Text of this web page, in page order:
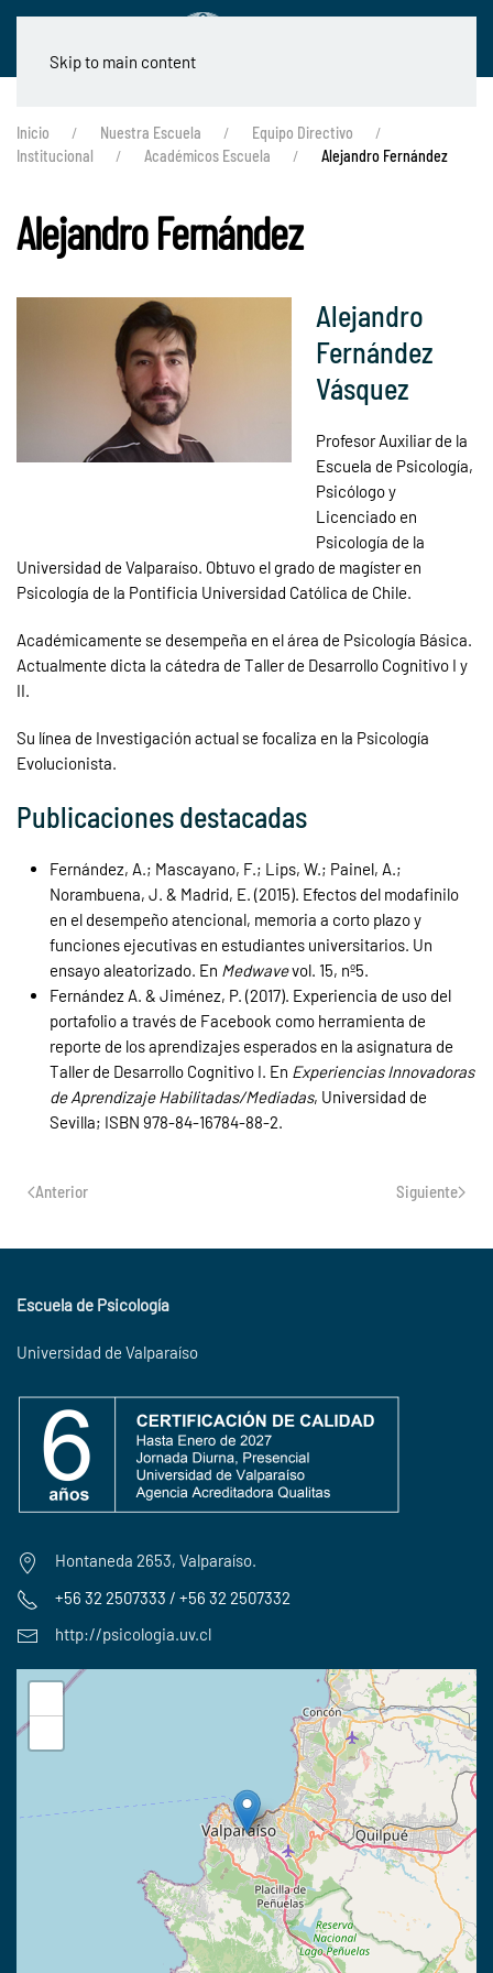
Skip to main content
Inicio Nuestra Escuela
Equipo Directivo
Institucional
Académicos Escuela Alejandro Fernández
Alejandro Fernández
Alejandro
Fernández
Vásquez
Profesor Auxiliar de la
Escuela de Psicología,
Psicólogo y
Licenciado en
Psicología de la
Universidad de Valparaíso. Obtuvo el grado de magíster en
Psicología de la Pontificia Universidad Católica de Chile.
Académicamente se desempeña en el área de Psicología Básica.
Actualmente dicta la cátedra de Taller de Desarrollo Cognitivo I y
II.
Su línea de Investigación actual se focaliza en la Psicología
Evolucionista.
Publicaciones destacadas
Fernández, A.; Mascayano, F.; Lips, W.; Painel, A.;
Norambuena, J. & Madrid, E. (2015). Efectos del modafinilo
en el desempeño atencional, memoria a corto plazo y
funciones ejecutivas en estudiantes universitarios. Un
ensayo aleatorizado. En Medwavevol. 15, nº5.
Fernández A. & Jiménez, P. (2017). Experiencia de uso del
portafolio a través de Facebook como herramienta de
reporte de los aprendizajes esperados en la asignatura de
Taller de Desarrollo Cognitivo I. En Experiencias Innovadoras
de Aprendizaje Habilitadas/Mediadas, Universidad de
Sevilla; ISBN 978-84-16784-88-2.
Anterior Siguiente
Escuela de Psicología
Universidad de Valparaíso
Hontaneda 2653, Valparaíso.
+56 32 2507333 / +56 32 2507332
http://psicologia.uv.cl